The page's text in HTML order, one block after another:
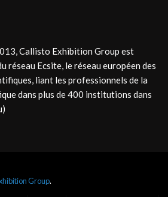
Callisto Exhibition Group est
réseau Ecsite, le réseau européen des
liant les professionnels de la
dans plus de 400 institutions dans
Group.